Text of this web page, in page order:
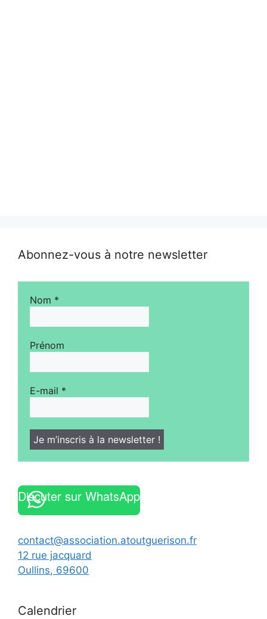
Abonnez-vous à notre newsletter
Nom *
Prénom
E-mail *
Discuter sur WhatsApp
contact@association.atoutguerison.fr
12 rue jacquard
Oullins, 69600
Calendrier